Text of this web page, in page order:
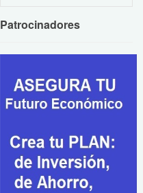
Patrocinadores